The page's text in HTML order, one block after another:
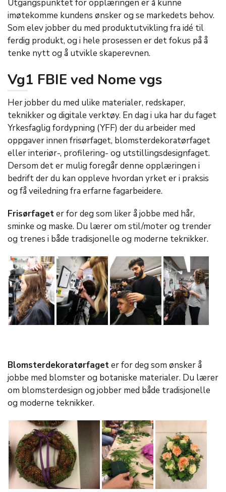
Utgangspunktet for opplæringen er å kunne
imøtekomme kundens ønsker og se markedets behov.
Som elev jobber du med produktutvikling fra idé til
ferdig produkt, og i hele prosessen er det fokus på å
tenke nytt og å utvikle skaperevnen.
Vg1 FBIE ved Nome vgs
Her jobber du med ulike materialer, redskaper,
teknikker og digitale verktøy. En dag i uka har du faget
Yrkesfaglig fordypning (YFF) der du arbeider med
oppgaver innen frisørfaget, blomsterdekoratørfaget
eller interiør-, profilering- og utstillingsdesignfaget.
Dersom det er mulig foregår denne opplæringen i
bedrift der du kan oppleve hvordan yrket er i praksis
og få veiledning fra erfarne fagarbeidere.
Frisørfageter for deg som liker å jobbe med hår,
sminke og maske. Du lærer om stil/moter og trender
og trenes i både tradisjonelle og moderne teknikker.
Blomsterdekoratørfageter for deg som ønsker å
jobbe med blomster og botaniske materialer. Du lærer
om blomsterdesign og jobber med både tradisjonelle
og moderne teknikker.